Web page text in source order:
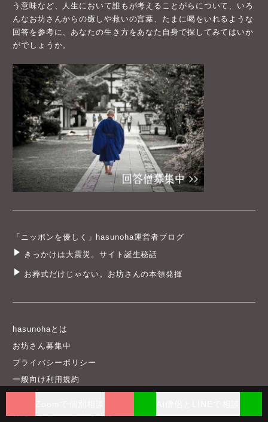
う意味など、人生において誰もが考えることがらについて、いろ
んなお坊さんからの癒しや救いの言葉、たまに喝をいれるような
回答を参考に、あなたの生き方をあなた自身で探してみてはいか
がでしょうか。
「ニッポンを優しく」hasunoha運営者ブログ
きっかけは大震災。サイト誕生秘話
お葬式だけじゃない。お坊さんの本領発揮
hasunohaとは
お坊さん募集中
プライバシーポリシー
一般向け利用規約